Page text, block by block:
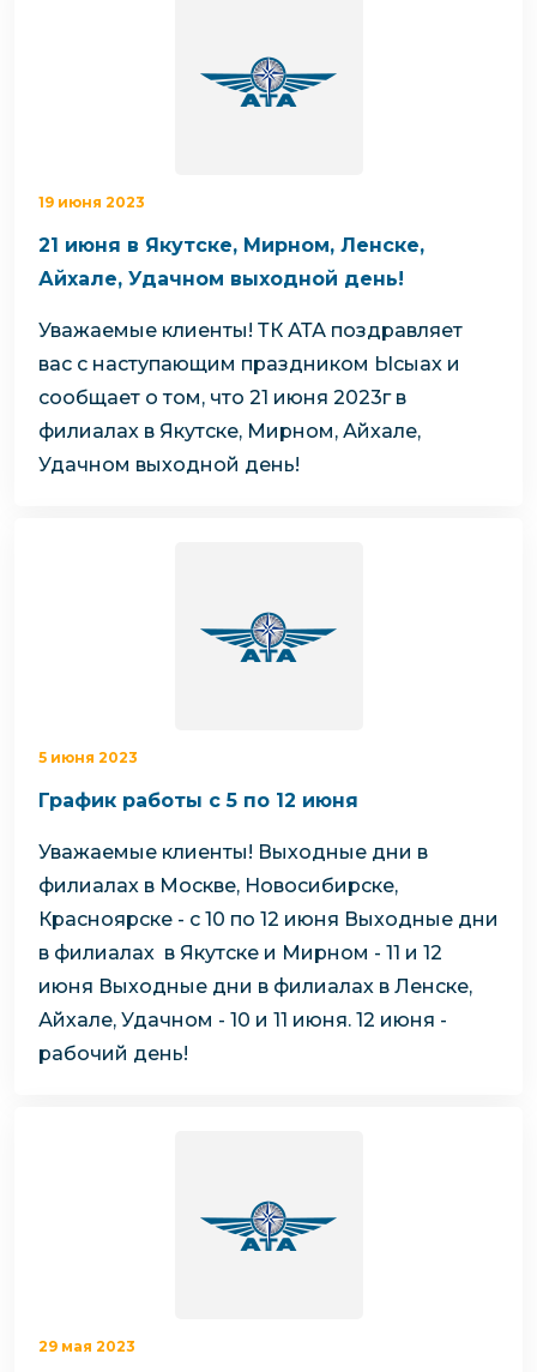
19 июня 2023
21 июня в Якутске, Мирном, Ленске,
Айхале, Удачном выходной день!
Уважаемые клиенты! ТК АТА поздравляет
вас с наступающим праздником Ысыах и
сообщает о том, что 21 июня 2023г в
филиалах в Якутске, Мирном, Айхале,
Удачном выходной день!
5 июня 2023
График работы с 5 по 12 июня
Уважаемые клиенты! Выходные дни в
филиалах в Москве, Новосибирске,
Красноярске - с 10 по 12 июня Выходные дни
в филиалах в Якутске и Мирном - 11 и 12
июня Выходные дни в филиалах в Ленске,
Айхале, Удачном - 10 и 11 июня. 12 июня -
рабочий день!
29 мая 2023